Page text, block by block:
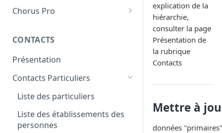
Chorus Pro
facturation
Upload de factures sur Chorus
Pro
CONTACTS
Présentation
Contacts Particuliers
Liste des particuliers
Liste des établissements des
personnes
explication de la
hiérarchie,
consulter la page
Présentation de
la rubrique
Contacts
Mettre à
données